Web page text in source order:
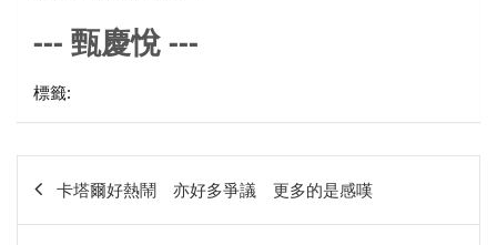
--- 甄慶悅---
標籤:
章
卡塔爾好熱鬧 亦好多爭議 更多的是感嘆